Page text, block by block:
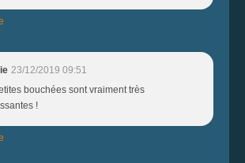
23/12/2019 09:51
bouchées sont vraiment très
!